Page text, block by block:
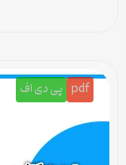
pdf پی دی اف